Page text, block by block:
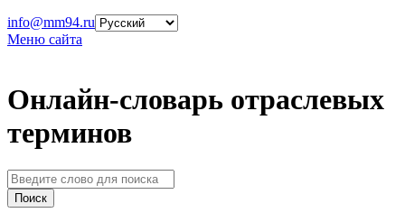
info@mm94.ru
Меню сайта
Онлайн-словарь отраслевых
терминов